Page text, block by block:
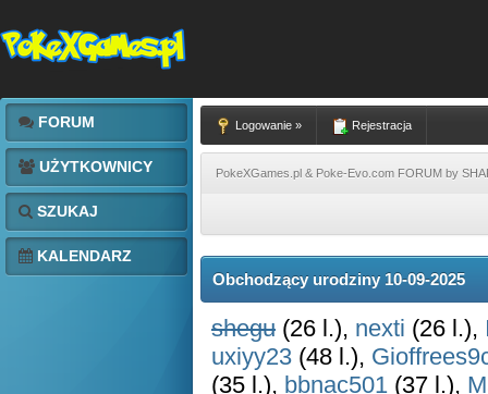
FORUM
UŻYTKOWNICY
SZUKAJ
KALENDARZ
Logowanie » Rejestracja
PokeXGames.pl & Poke-Evo.com FORUM by
Obchodzący urodziny 10-09-2025
shegu (26 l.), nexti (26 l.),
uxiyy23 (48 l.),
(35 l.), bbnac501 (37 l.),